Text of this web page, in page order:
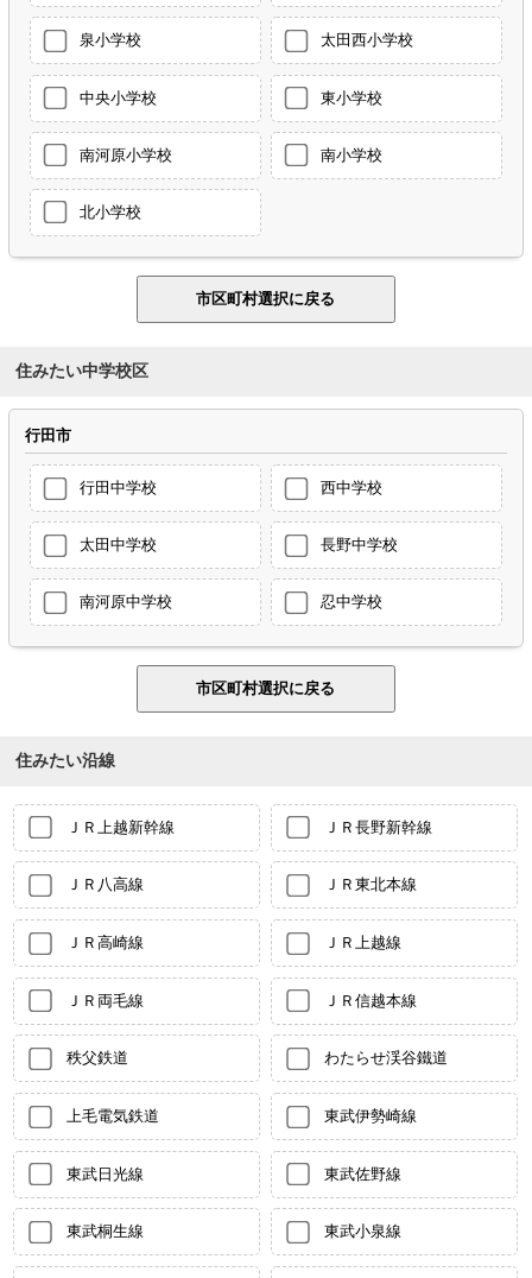
泉小学校 太田西小学校
中央小学校 東小学校
南河原小学校 南小学校
北小学校
住みたい中学校区
行田市
行田中学校 西中学校
太田中学校 長野中学校
南河原中学校 忍中学校
住みたい沿線
ＪＲ上越新幹線 ＪＲ長野新幹線
ＪＲ八高線 ＪＲ東北本線
ＪＲ高崎線 ＪＲ上越線
ＪＲ両毛線 ＪＲ信越本線
秩父鉄道 わたらせ渓谷鐵道
上毛電気鉄道 東武伊勢崎線
東武日光線 東武佐野線
東武桐生線 東武小泉線